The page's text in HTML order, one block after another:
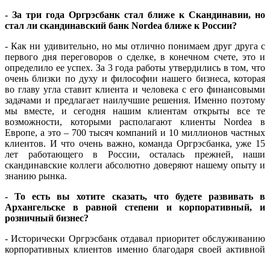
- За три года Оргрэсбанк стал ближе к Скандинавии, но
стал ли скандинавский банк Nordea ближе к России?
- Как ни удивительно, но мы отлично понимаем друг друга с
первого дня переговоров о сделке, в конечном счете, это и
определило ее успех. За 3 года работы утвердились в том, что
очень близки по духу и философии нашего бизнеса, которая
во главу угла ставит клиента и человека с его финансовыми
задачами и предлагает наилучшие решения. Именно поэтому
мы вместе, и сегодня нашим клиентам открыты все те
возможности, которыми располагают клиенты Nordea в
Европе, а это – 700 тысяч компаний и 10 миллионов частных
клиентов. И что очень важно, команда Оргрэсбанка, уже 15
лет работающего в России, осталась прежней, наши
скандинавские коллеги абсолютно доверяют нашему опыту и
знанию рынка.
- То есть вы хотите сказать, что будете развивать в
Архангельске в равной степени и корпоративный, и
розничный бизнес?
- Исторически Оргрэсбанк отдавал приоритет обслуживанию
корпоративных клиентов именно благодаря своей активной